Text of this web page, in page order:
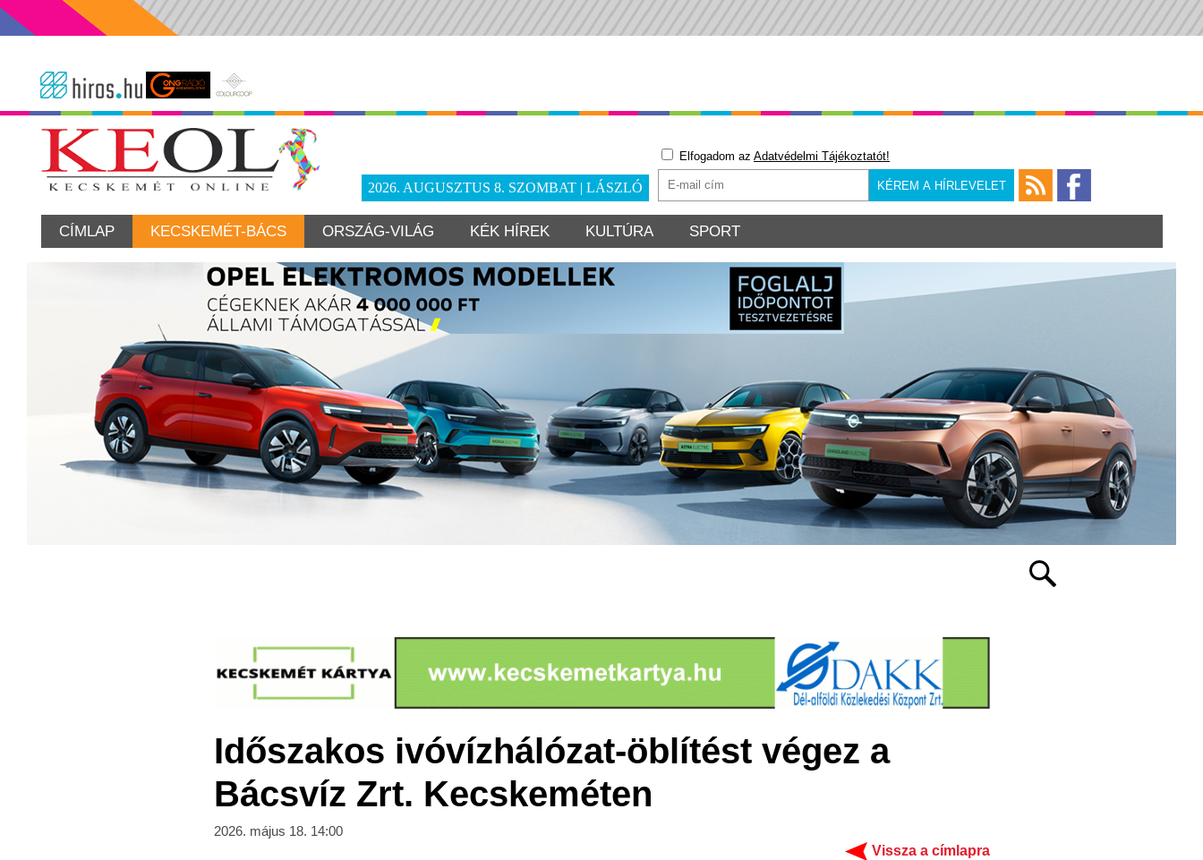
2026. AUGUSZTUS 8. SZOMBAT | LÁSZLÓ
Elfogadom az Adatvédelmi Tájékoztatót!
CÍMLAP KECSKEMÉT-BÁCS ORSZÁG-VILÁG KÉK HÍREK KULTÚRA SPORT
Időszakos ivóvízhálózat-öblítést végez a
Bácsvíz Zrt. Kecskeméten
2026. május 18. 14:00
Vissza a címlapra